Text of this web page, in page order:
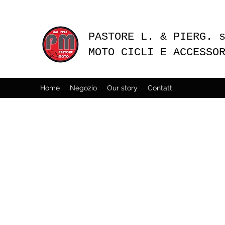
PASTORE L. &
MOTO CICLI E
Home Negozio Our story Contatti